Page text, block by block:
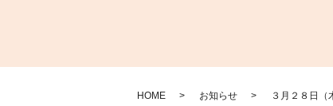
HOME お知らせ ３月２８日（